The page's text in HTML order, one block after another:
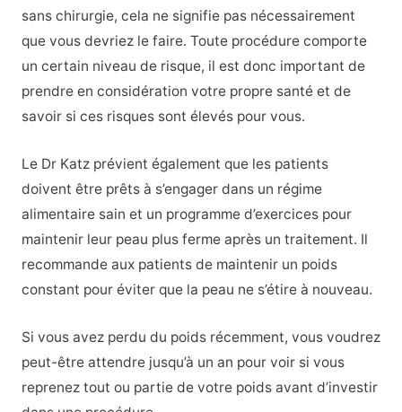
sans chirurgie, cela ne signifie pas nécessairement
que vous devriez le faire. Toute procédure comporte
un certain niveau de risque, il est donc important de
prendre en considération votre propre santé et de
savoir si ces risques sont élevés pour vous.
Le Dr Katz prévient également que les patients
doivent être prêts à s’engager dans un régime
alimentaire sain et un programme d’exercices pour
maintenir leur peau plus ferme après un traitement. Il
recommande aux patients de maintenir un poids
constant pour éviter que la peau ne s’étire à nouveau.
Si vous avez perdu du poids récemment, vous voudrez
peut-être attendre jusqu’à un an pour voir si vous
reprenez tout ou partie de votre poids avant d’investir